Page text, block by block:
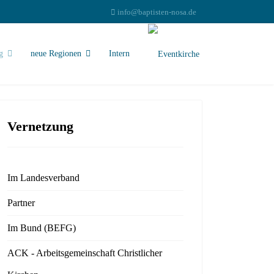
info@baptisten-nosa.de
neue Regionen Intern
Vernetzung
Im Landesverband
Partner
Im Bund (BEFG)
ACK - Arbeitsgemeinschaft Christlicher